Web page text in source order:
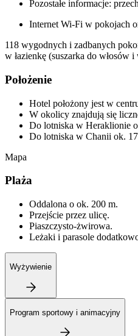
Pozostałe informacje:
Internet Wi-Fi w pokojach
118 wygodnych i zadbanych
w łazienkę (suszarka do włosów
Położenie
Hotel położony jest w
W okolicy znajdują się
Do lotniska w Heraklionie
Do lotniska w Chanii ok.
Mapa
Plaża
Oddalona o ok. 200 m.
Przejście przez ulicę.
Piaszczysto-żwirowa.
Leżaki i parasole
Wyżywienie
Program sportowy i animacyjny